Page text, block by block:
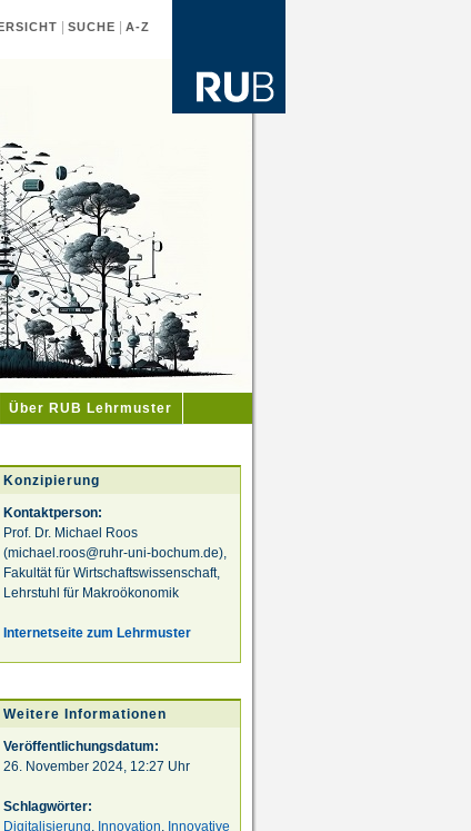
SUCHE A-Z
Über RUB Lehrmuster
Konzipierung
Kontaktperson:
Prof. Dr. Michael Roos
(michael.roos@ruhr-uni-bochum.de),
Fakultät für Wirtschaftswissenschaft,
Lehrstuhl für Makroökonomik
Internetseite zum Lehrmuster
Weitere Informationen
Veröffentlichungsdatum:
26. November 2024, 12:27 Uhr
Schlagwörter:
Digitalisierung Innovation Innovative